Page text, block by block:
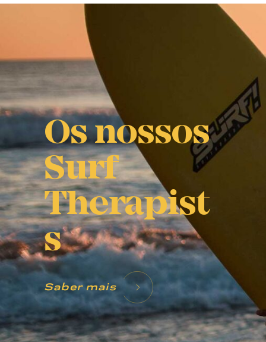
Os nossos
Surf
Therapist
s
Saber mais